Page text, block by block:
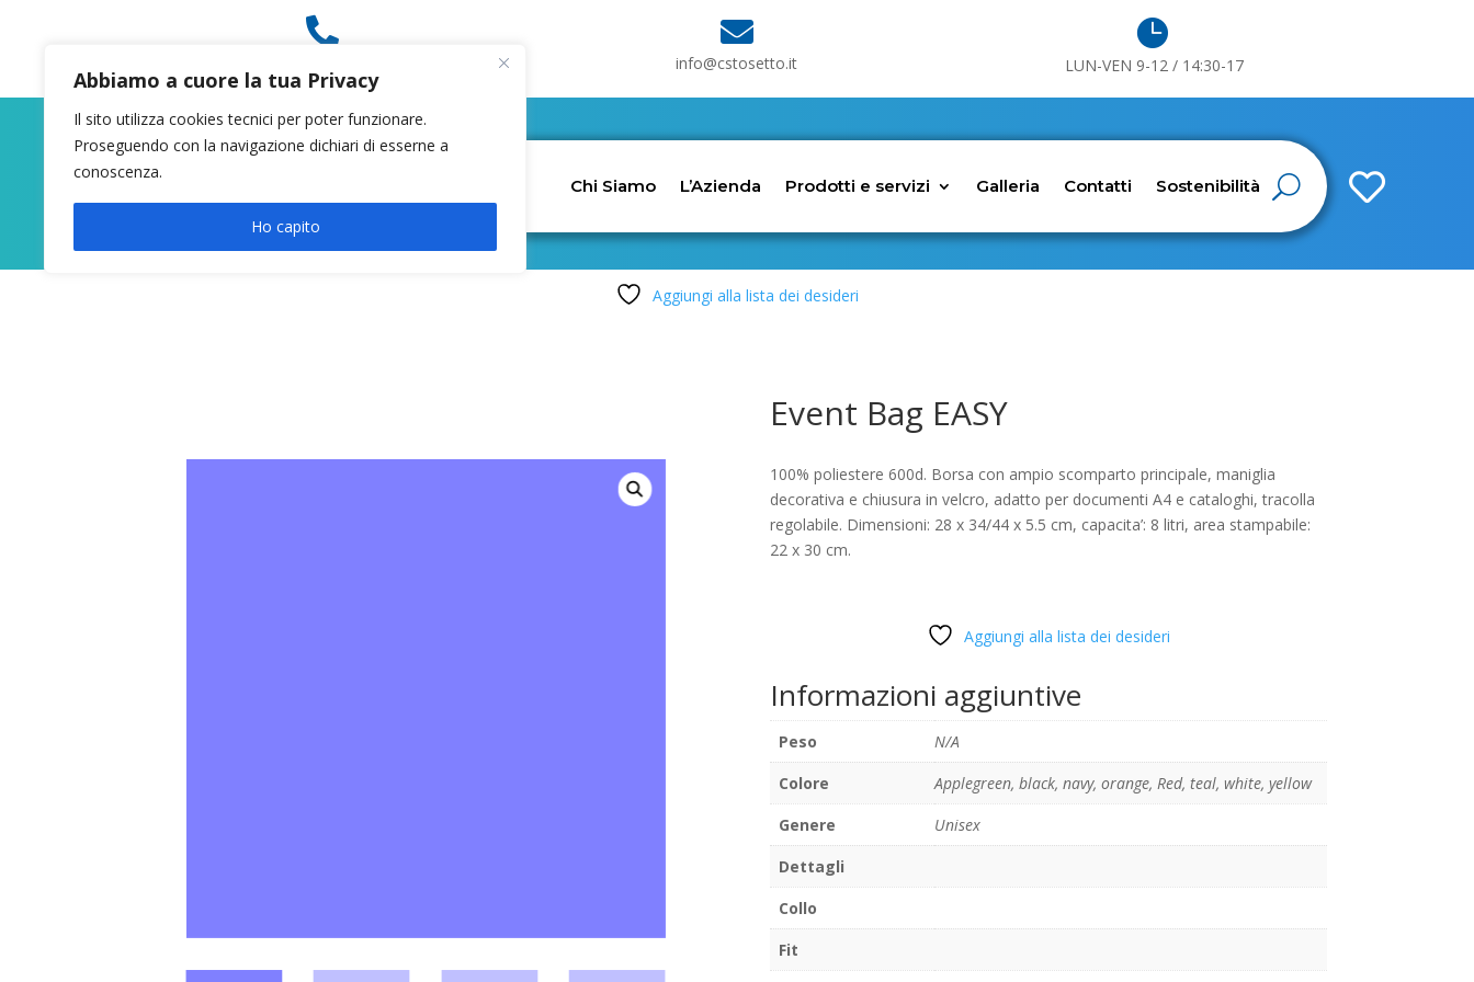
Abbiamo a cuore la tua Privacy
Il sito utilizza cookies tecnici per poter funzionare.
Proseguendo con la navigazione dichiari di esserne a
conoscenza.
Ho capito
 
info@cstosetto.it

LUN-VEN 9-12 / 14:30-17

Chi Siamo L’Azienda Prodotti e servizi Galleria Contatti Sostenibilità
Aggiungi alla lista dei desideri
Event Bag EASY
100% poliestere 600d. Borsa con ampio scomparto principale, maniglia
decorativa e chiusura in velcro, adatto per documenti A4 e cataloghi, tracolla
regolabile. Dimensioni: 28 x 34/44 x 5.5 cm, capacita’: 8 litri, area stampabile:
22 x 30 cm.
Aggiungi alla lista dei desideri
Informazioni aggiuntive
Peso
N/A
Colore
Applegreen, black, navy, orange, Red, teal, white, yellow
Genere
Unisex
Dettagli
Collo
Fit